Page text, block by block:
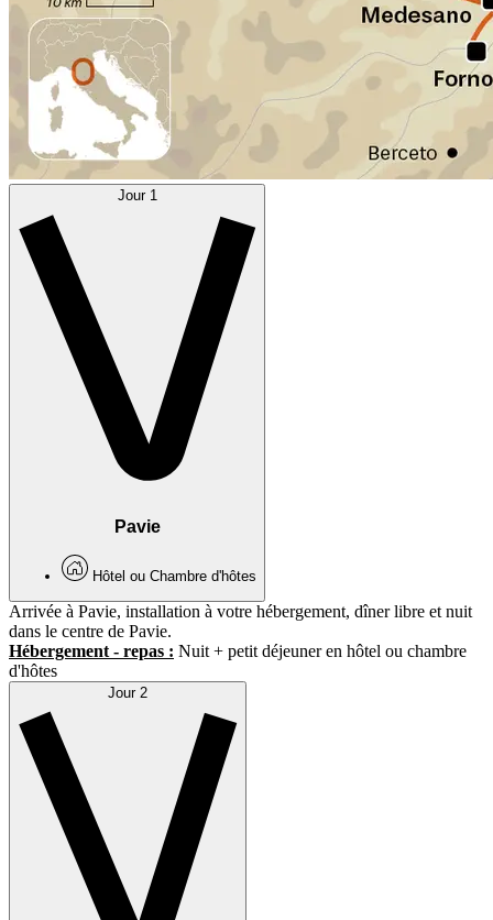
Jour 1
Pavie
Hôtel ou Chambre d'hôtes
Arrivée à Pavie, installation à votre hébergement, dîner libre et nuit
dans le centre de Pavie.
Hébergement - repas : Nuit + petit déjeuner en hôtel ou chambre
d'hôtes
Jour 2